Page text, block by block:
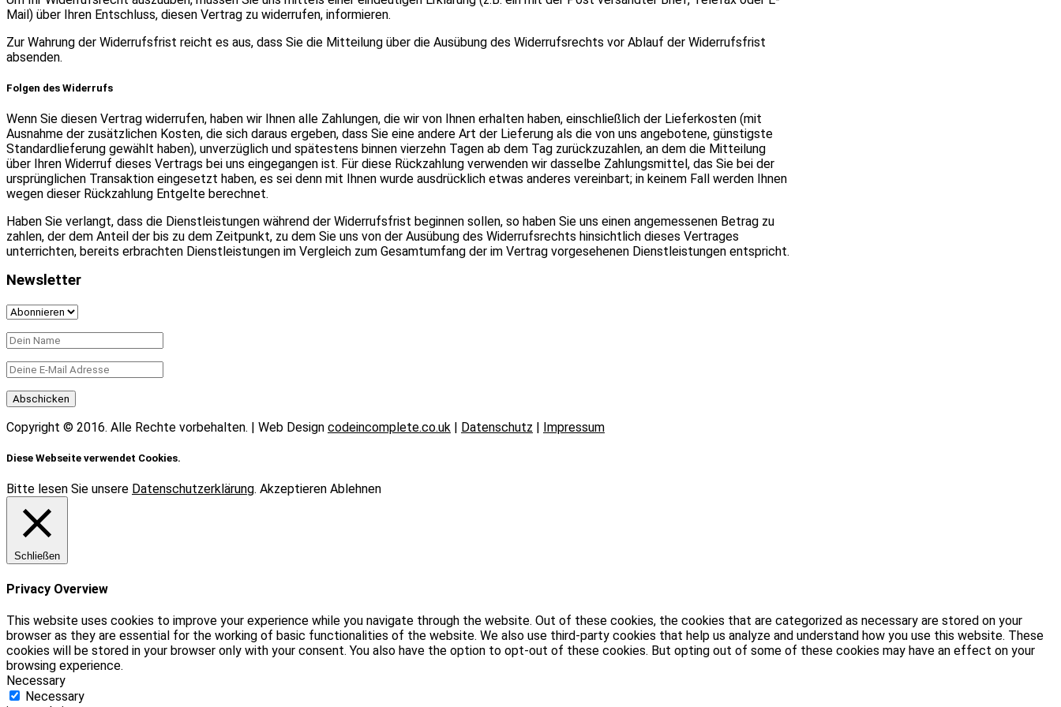
Mail) über Ihren Entschluss, diesen Vertrag zu widerrufen, informieren.
Zur Wahrung der Widerrufsfrist reicht es aus, dass Sie die Mitteilung über die Ausübung des Widerrufsrechts vor Ablauf der Widerrufsfrist
absenden.
Folgen des Widerrufs
Wenn Sie diesen Vertrag widerrufen, haben wir Ihnen alle Zahlungen, die wir von Ihnen erhalten haben, einschließlich der Lieferkosten (mit
Ausnahme der zusätzlichen Kosten, die sich daraus ergeben, dass Sie eine andere Art der Lieferung als die von uns angebotene, günstigste
Standardlieferung gewählt haben), unverzüglich und spätestens binnen vierzehn Tagen ab dem Tag zurückzuzahlen, an dem die Mitteilung
über Ihren Widerruf dieses Vertrags bei uns eingegangen ist. Für diese Rückzahlung verwenden wir dasselbe Zahlungsmittel, das Sie bei der
ursprünglichen Transaktion eingesetzt haben, es sei denn mit Ihnen wurde ausdrücklich etwas anderes vereinbart; in keinem Fall werden Ihnen
wegen dieser Rückzahlung Entgelte berechnet.
Haben Sie verlangt, dass die Dienstleistungen während der Widerrufsfrist beginnen sollen, so haben Sie uns einen angemessenen Betrag zu
zahlen, der dem Anteil der bis zu dem Zeitpunkt, zu dem Sie uns von der Ausübung des Widerrufsrechts hinsichtlich dieses Vertrages
unterrichten, bereits erbrachten Dienstleistungen im Vergleich zum Gesamtumfang der im Vertrag vorgesehenen Dienstleistungen entspricht.
Newsletter
Copyright © 2016. Alle Rechte vorbehalten. | Web Design codeincomplete.co.uk | Datenschutz | Impressum
Diese Webseite verwendet Cookies.
Bitte lesen Sie unsere Datenschutzerklärung. Akzeptieren Ablehnen
Schließen
Privacy Overview
This website uses cookies to improve your experience while you navigate through the website. Out of these cookies, the cookies that are categorized as necessary are stored on your
browser as they are essential for the working of basic functionalities of the website. We also use third-party cookies that help us analyze and understand how you use this website. These
cookies will be stored in your browser only with your consent. You also have the option to opt-out of these cookies. But opting out of some of these cookies may have an effect on your
browsing experience.
Necessary
Necessary